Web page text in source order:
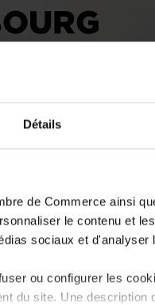
Détails
de Commerce ainsi
le contenu et
sociaux et d'analyser
ou configurer les
du site. Une
l'immobilier et de la
pour un achat,
suite